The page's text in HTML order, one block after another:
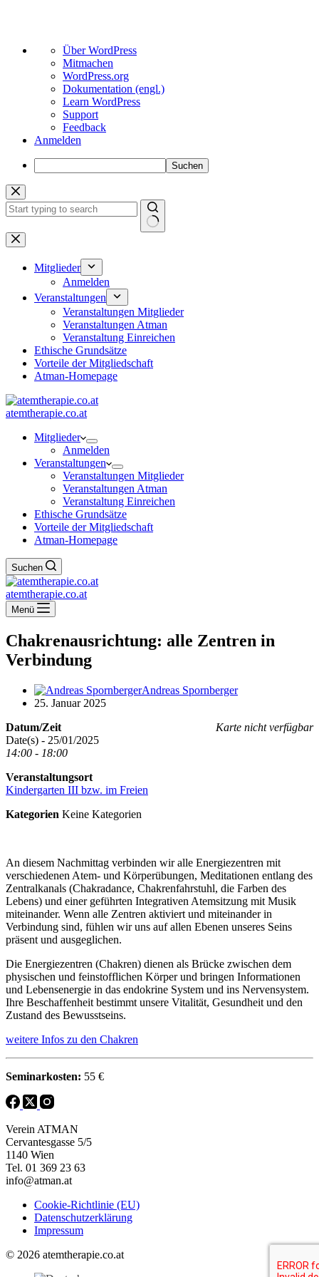
Über
WordPress
Über WordPress
Mitmachen
WordPress.org
Dokumentation (engl.)
Learn WordPress
Support
Feedback
Anmelden
Suchen
Zum
Inhalt
springen
Keine
Ergebnisse
Mitglieder
Anmelden
Veranstaltungen
Veranstaltungen Mitglieder
Veranstaltungen Atman
Veranstaltung Einreichen
Ethische Grundsätze
Vorteile der Mitgliedschaft
Atman-Homepage
atemtherapie.co.at
Mitglieder
Anmelden
Veranstaltungen
Veranstaltungen Mitglieder
Veranstaltungen Atman
Veranstaltung Einreichen
Ethische Grundsätze
Vorteile der Mitgliedschaft
Atman-Homepage
Suchen
atemtherapie.co.at
Menü
Chakrenausrichtung: alle Zentren in
Verbindung
Andreas Spornberger
25. Januar 2025
Karte nicht verfügbar
Datum/Zeit
Date(s) - 25/01/2025
14:00 - 18:00
Veranstaltungsort
Kindergarten III bzw. im Freien
Kategorien Keine Kategorien
An diesem Nachmittag verbinden wir alle Energiezentren mit
verschiedenen Atem- und Körperübungen, Meditationen entlang des
Zentralkanals (Chakradance, Chakrenfahrstuhl, die Farben des
Lebens) und einer geführten Integrativen Atemsitzung mit Musik
miteinander. Wenn alle Zentren aktiviert und miteinander in
Verbindung sind, fühlen wir uns auf allen Ebenen unseres Seins
präsent und ausgeglichen.
Die Energiezentren (Chakren) dienen als Brücke zwischen dem
physischen und feinstofflichen Körper und bringen Informationen
und Lebensenergie in das endokrine System und ins Nervensystem.
Ihre Beschaffenheit bestimmt unsere Vitalität, Gesundheit und den
Zustand des Bewusstseins.
weitere Infos zu den Chakren
Seminarkosten: 55 €
Verein ATMAN
Cervantesgasse 5/5
1140 Wien
Tel. 01 369 23 63
info@atman.at
Cookie-Richtlinie (EU)
Datenschutzerklärung
Impressum
© 2026 atemtherapie.co.at